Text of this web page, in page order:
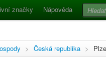
značky Nápověda
> Česká republika >